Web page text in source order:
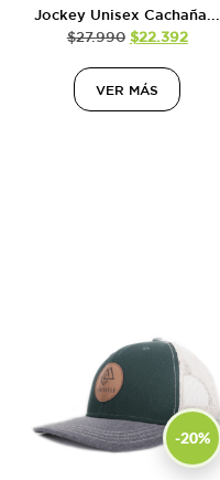
Jockey Unisex Cachaña...
$27.990 $22.392
VER MÁS
-20%